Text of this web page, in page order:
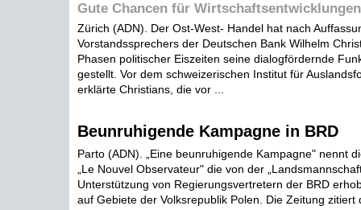
Gute Chancen für
Zürich (ADN). Der Ost-West- Handel hat nach
Vorstandssprechers der Deutschen Bank Wilhelm
Phasen politischer Eiszeiten seine dialogfördernde
gestellt. Vor dem schweizerischen Institut für
erklärte Christians, die vor ...
Beunruhigende Kampagne in BRD
Parto (ADN). „Eine beunruhigende Kampagne" nennt
„Le Nouvel Observateur" die von der
Unterstützung von Regierungsvertretern der BRD
auf Gebiete der Volksrepublik Polen. Die Zeitung zitiert